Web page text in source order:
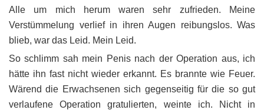
Alle um mich herum waren sehr zufrieden. Meine
Verstümmelung verlief in ihren Augen reibungslos. Was
blieb, war das Leid. Mein Leid.
So schlimm sah mein Penis nach der Operation aus, ich
hätte ihn fast nicht wieder erkannt. Es brannte wie Feuer.
Wärend die Erwachsenen sich gegenseitig für die so gut
verlaufene Operation gratulierten, weinte ich. Nicht in